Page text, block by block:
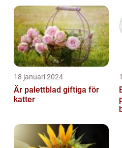
18 januari 2024
Är palettblad giftiga för
katter